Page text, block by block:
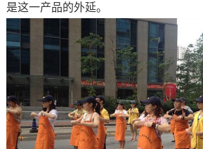
是这一产品的外延。